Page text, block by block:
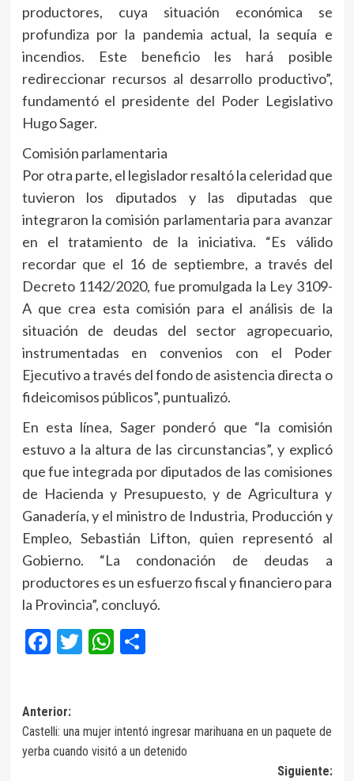
productores, cuya situación económica se
profundiza por la pandemia actual, la sequía e
incendios. Este beneficio les hará posible
redireccionar recursos al desarrollo productivo”,
fundamentó el presidente del Poder Legislativo
Hugo Sager.
Comisión parlamentaria
Por otra parte, el legislador resaltó la celeridad que
tuvieron los diputados y las diputadas que
integraron la comisión parlamentaria para avanzar
en el tratamiento de la iniciativa. “Es válido
recordar que el 16 de septiembre, a través del
Decreto 1142/2020, fue promulgada la Ley 3109-
A que crea esta comisión para el análisis de la
situación de deudas del sector agropecuario,
instrumentadas en convenios con el Poder
Ejecutivo a través del fondo de asistencia directa o
fideicomisos públicos”, puntualizó.
En esta línea, Sager ponderó que “la comisión
estuvo a la altura de las circunstancias”, y explicó
que fue integrada por diputados de las comisiones
de Hacienda y Presupuesto, y de Agricultura y
Ganadería, y el ministro de Industria, Producción y
Empleo, Sebastián Lifton, quien representó al
Gobierno. “La condonación de deudas a
productores es un esfuerzo fiscal y financiero para
la Provincia”, concluyó.
Facebook
Twitter
WhatsApp
Compartir
Navegación
de
entradas
Anterior:
Castelli: una mujer intentó ingresar marihuana en un paquete de
yerba cuando visitó a un detenido
Siguiente: